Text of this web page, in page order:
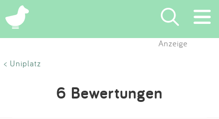
Eintragen
Anzeige
< Uniplatz
6 Bewertungen